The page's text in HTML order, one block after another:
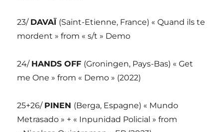
23/ DAVAÏ (Saint-Etienne, France) « Quand ils te
mordent » from « s/t » Demo
24/ HANDS OFF (Groningen, Pays-Bas) « Get
me One » from « Demo » (2022)
25+26/ PINEN (Berga, Espagne) « Mundo
Metrasado » + « Inpunidad Policial » from